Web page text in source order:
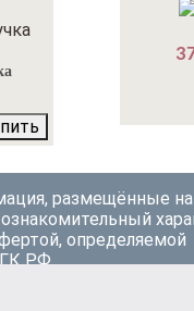
размещённые на
определяемой
РФ.